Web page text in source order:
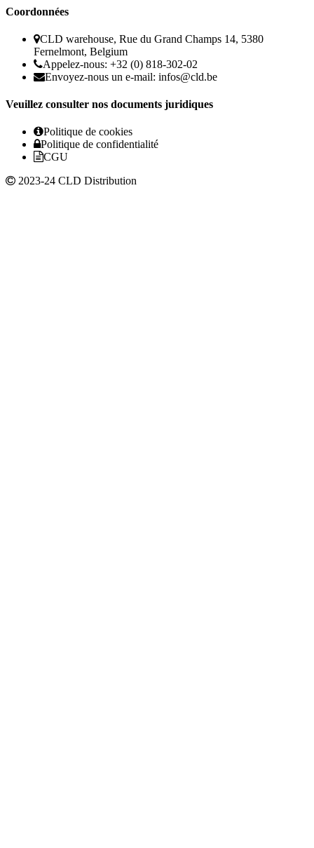
Coordonnées
CLD warehouse, Rue du Grand Champs 14, 5380
Fernelmont, Belgium
Appelez-nous: +32 (0) 818-302-02
Envoyez-nous un e-mail: infos@cld.be
Veuillez consulter nos documents juridiques
Politique de cookies
Politique de confidentialité
CGU
2023-24 CLD Distribution